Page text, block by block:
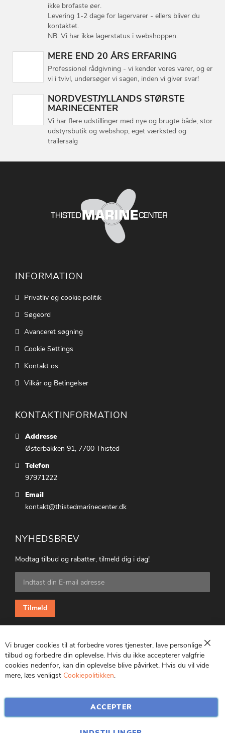
ikke brofaste øer.
Levering 1-2 dage for lagervarer - ellers bliver du
kontaktet.
NB: Vi har ikke lagerstatus i webshoppen.
MERE END 20 ÅRS ERFARING
Professionel rådgivning - vi kender vores varer, og er
vi i tvivl, undersøger vi sagen, inden vi giver svar!
NORDVESTJYLLANDS STØRSTE
MARINECENTER
Vi har flere udstillinger med nye og brugte både, stor
udstyrsbutik og webshop, eget værksted og
trailersalg
INFORMATION
Privatliv og cookie politik
Søgeord
Avanceret søgning
Cookie Settings
Kontakt os
Vilkår og Betingelser
KONTAKTINFORMATION
Addresse
Østerbakken 91, 7700 Thisted
Telefon
97971222
Email
kontakt@thistedmarinecenter.dk
NYHEDSBREV
Modtag tilbud og rabatter, tilmeld dig i dag!
Tilmeld
dig
vores
nyhedsbrev:
Tilmeld
CVR: 25847369
Luk
Vi bruger cookies til at forbedre vores tjenester, lave personlige
tilbud og forbedre din oplevelse. Hvis du ikke accepterer valgfrie
cookies nedenfor, kan din oplevelse blive påvirket. Hvis du vil vide
mere, læs venligst Cookiepolitikken.
ACCEPTER